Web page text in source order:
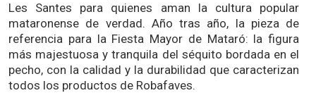
Les Santes para quienes aman la cultura popular
mataronense de verdad. Año tras año, la pieza de
referencia para la Fiesta Mayor de Mataró: la figura
más majestuosa y tranquila del séquito bordada en el
pecho, con la calidad y la durabilidad que caracterizan
todos los productos de Robafaves.